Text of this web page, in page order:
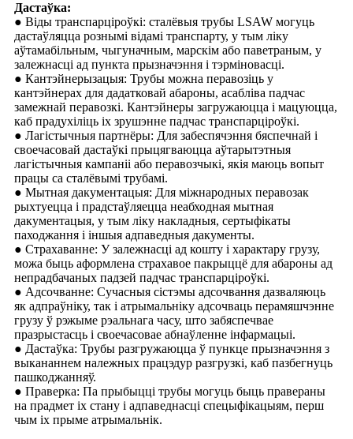
Дастаўка:
● Віды транспарціроўкі: сталёвыя трубы LSAW могуць
дастаўляцца рознымі відамі транспарту, у тым ліку
аўтамабільным, чыгуначным, марскім або паветраным, у
залежнасці ад пункта прызначэння і тэрміновасці.
● Кантэйнерызацыя: Трубы можна перавозіць у
кантэйнерах для дадатковай абароны, асабліва падчас
замежнай перавозкі. Кантэйнеры загружаюцца і мацуюцца,
каб прадухіліць іх зрушэнне падчас транспарціроўкі.
● Лагістычныя партнёры: Для забеспячэння бяспечнай і
своечасовай дастаўкі прыцягваюцца аўтарытэтныя
лагістычныя кампаніі або перавозчыкі, якія маюць вопыт
працы са сталёвымі трубамі.
● Мытная дакументацыя: Для міжнародных перавозак
рыхтуецца і прадстаўляецца неабходная мытная
дакументацыя, у тым ліку накладныя, сертыфікаты
паходжання і іншыя адпаведныя дакументы.
● Страхаванне: У залежнасці ад кошту і характару грузу,
можа быць аформлена страхавое пакрыццё для абароны ад
непрадбачаных падзей падчас транспарціроўкі.
● Адсочванне: Сучасныя сістэмы адсочвання дазваляюць
як адпраўніку, так і атрымальніку адсочваць перамяшчэнне
грузу ў рэжыме рэальнага часу, што забяспечвае
празрыстасць і своечасовае абнаўленне інфармацыі.
● Дастаўка: Трубы разгружаюцца ў пункце прызначэння з
выкананнем належных працэдур разгрузкі, каб пазбегнуць
пашкоджанняў.
● Праверка: Па прыбыцці трубы могуць быць правераны
на прадмет іх стану і адпаведнасці спецыфікацыям, перш
чым іх прыме атрымальнік.